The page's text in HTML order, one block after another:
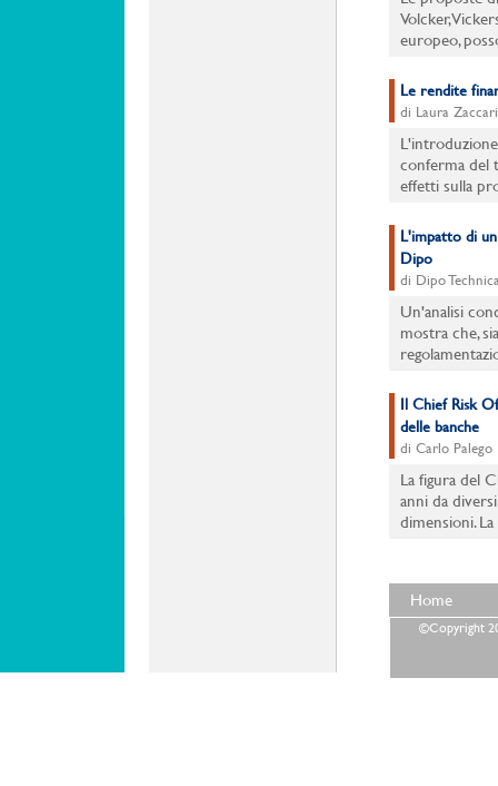
europeo,
Le rendite
di Laura
conferma del
effetti sulla
L'impatto di
Dipo
di Dipo
Un'analisi
mostra che,
Il Chief Risk
delle banche
di Carlo Palego
La figura del
anni da
dimensioni.
Home
©Copyright